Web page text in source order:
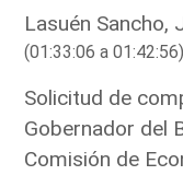
Lasuén Sancho,
(01:33:06 a
Solicitud de
Gobernador del
Comisión de